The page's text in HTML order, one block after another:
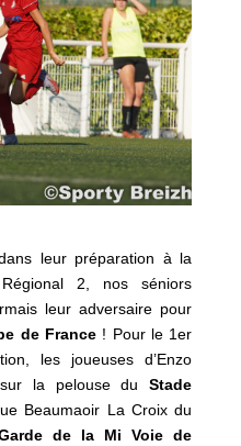
leur préparation à la
2, nos séniors
leur adversaire pour
de France! Pour le 1er
les joueuses d’Enzo
sur la pelouse duStade
Beaumaoir La Croix du
de la Mi Voie de